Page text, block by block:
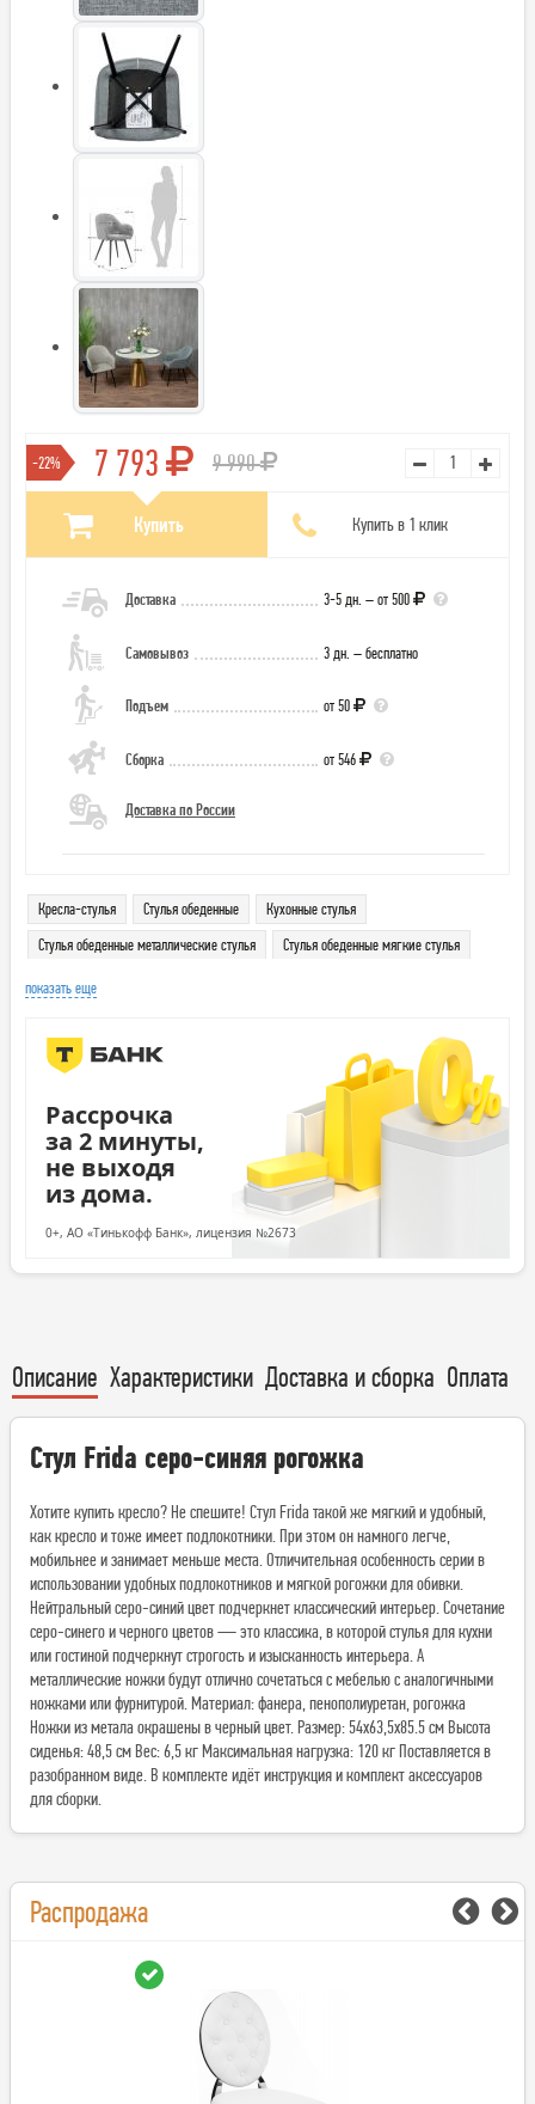
-22% 7 793 9 990
Купить Купить в 1 клик
Доставка 3-5 дн. – от 500
Самовывоз 3 дн. – бесплатно
Подъем от 50
Сборка от 546
Доставка по России
Кресла-стулья Стулья обеденные
Кухонные стулья
Стулья обеденные металлические стулья
Стулья обеденные мягкие стулья
показать еще
Рассрочка
за 2 минуты,
не выходя
из дома.
0+, АО «Тинькофф Банк», лицензия №2673
Описание Характеристики Доставка и сборка Оплата
Стул Frida серо-синяя рогожка
Хотите купить кресло? Не спешите! Стул Frida такой же мягкий и удобный,
как кресло и тоже имеет подлокотники. При этом он намного легче,
мобильнее и занимает меньше места. Отличительная особенность серии в
использовании удобных подлокотников и мягкой рогожки для обивки.
Нейтральный серо-синий цвет подчеркнет классический интерьер. Сочетание
серо-синего и черного цветов — это классика, в которой стулья для кухни
или гостиной подчеркнут строгость и изысканность интерьера. А
металлические ножки будут отлично сочетаться с мебелью с аналогичными
ножками или фурнитурой. Материал: фанера, пенополиуретан, рогожка
Ножки из метала окрашены в черный цвет. Размер: 54х63,5х85.5 см Высота
сиденья: 48,5 см Вес: 6,5 кг Максимальная нагрузка: 120 кг Поставляется в
разобранном виде. В комплекте идёт инструкция и комплект аксессуаров
для сборки.
Распродажа